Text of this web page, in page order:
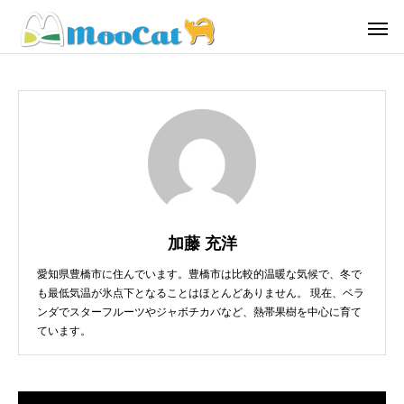
加藤 充洋
愛知県豊橋市に住んでいます。豊橋市は比較的温暖な気候で、冬で
も最低気温が氷点下となることはほとんどありません。 現在、ベラ
ンダでスターフルーツやジャボチカバなど、熱帯果樹を中心に育て
ています。